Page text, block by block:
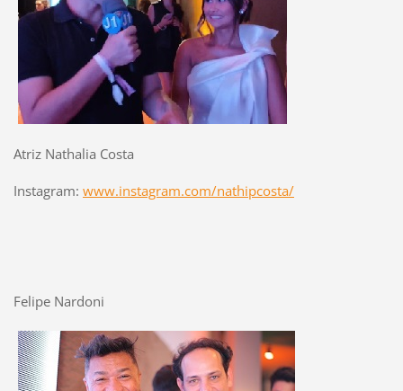
Atriz Nathalia Costa
Instagram: www.instagram.com/nathipcosta/
Felipe Nardoni